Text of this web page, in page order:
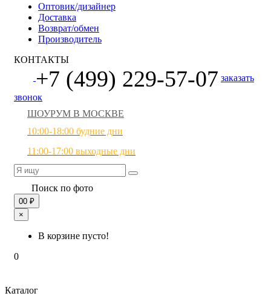
Оптовик/дизайнер
Доставка
Возврат/обмен
Производитель
КОНТАКТЫ
+7 (499) 229-57-07 заказать
звонок
ШОУРУМ В МОСКВЕ
10:00-18:00 будние дни
11:00-17:00 выходные дни
Поиск по фото
00 ₽
×
В корзине пусто!
0
Каталог